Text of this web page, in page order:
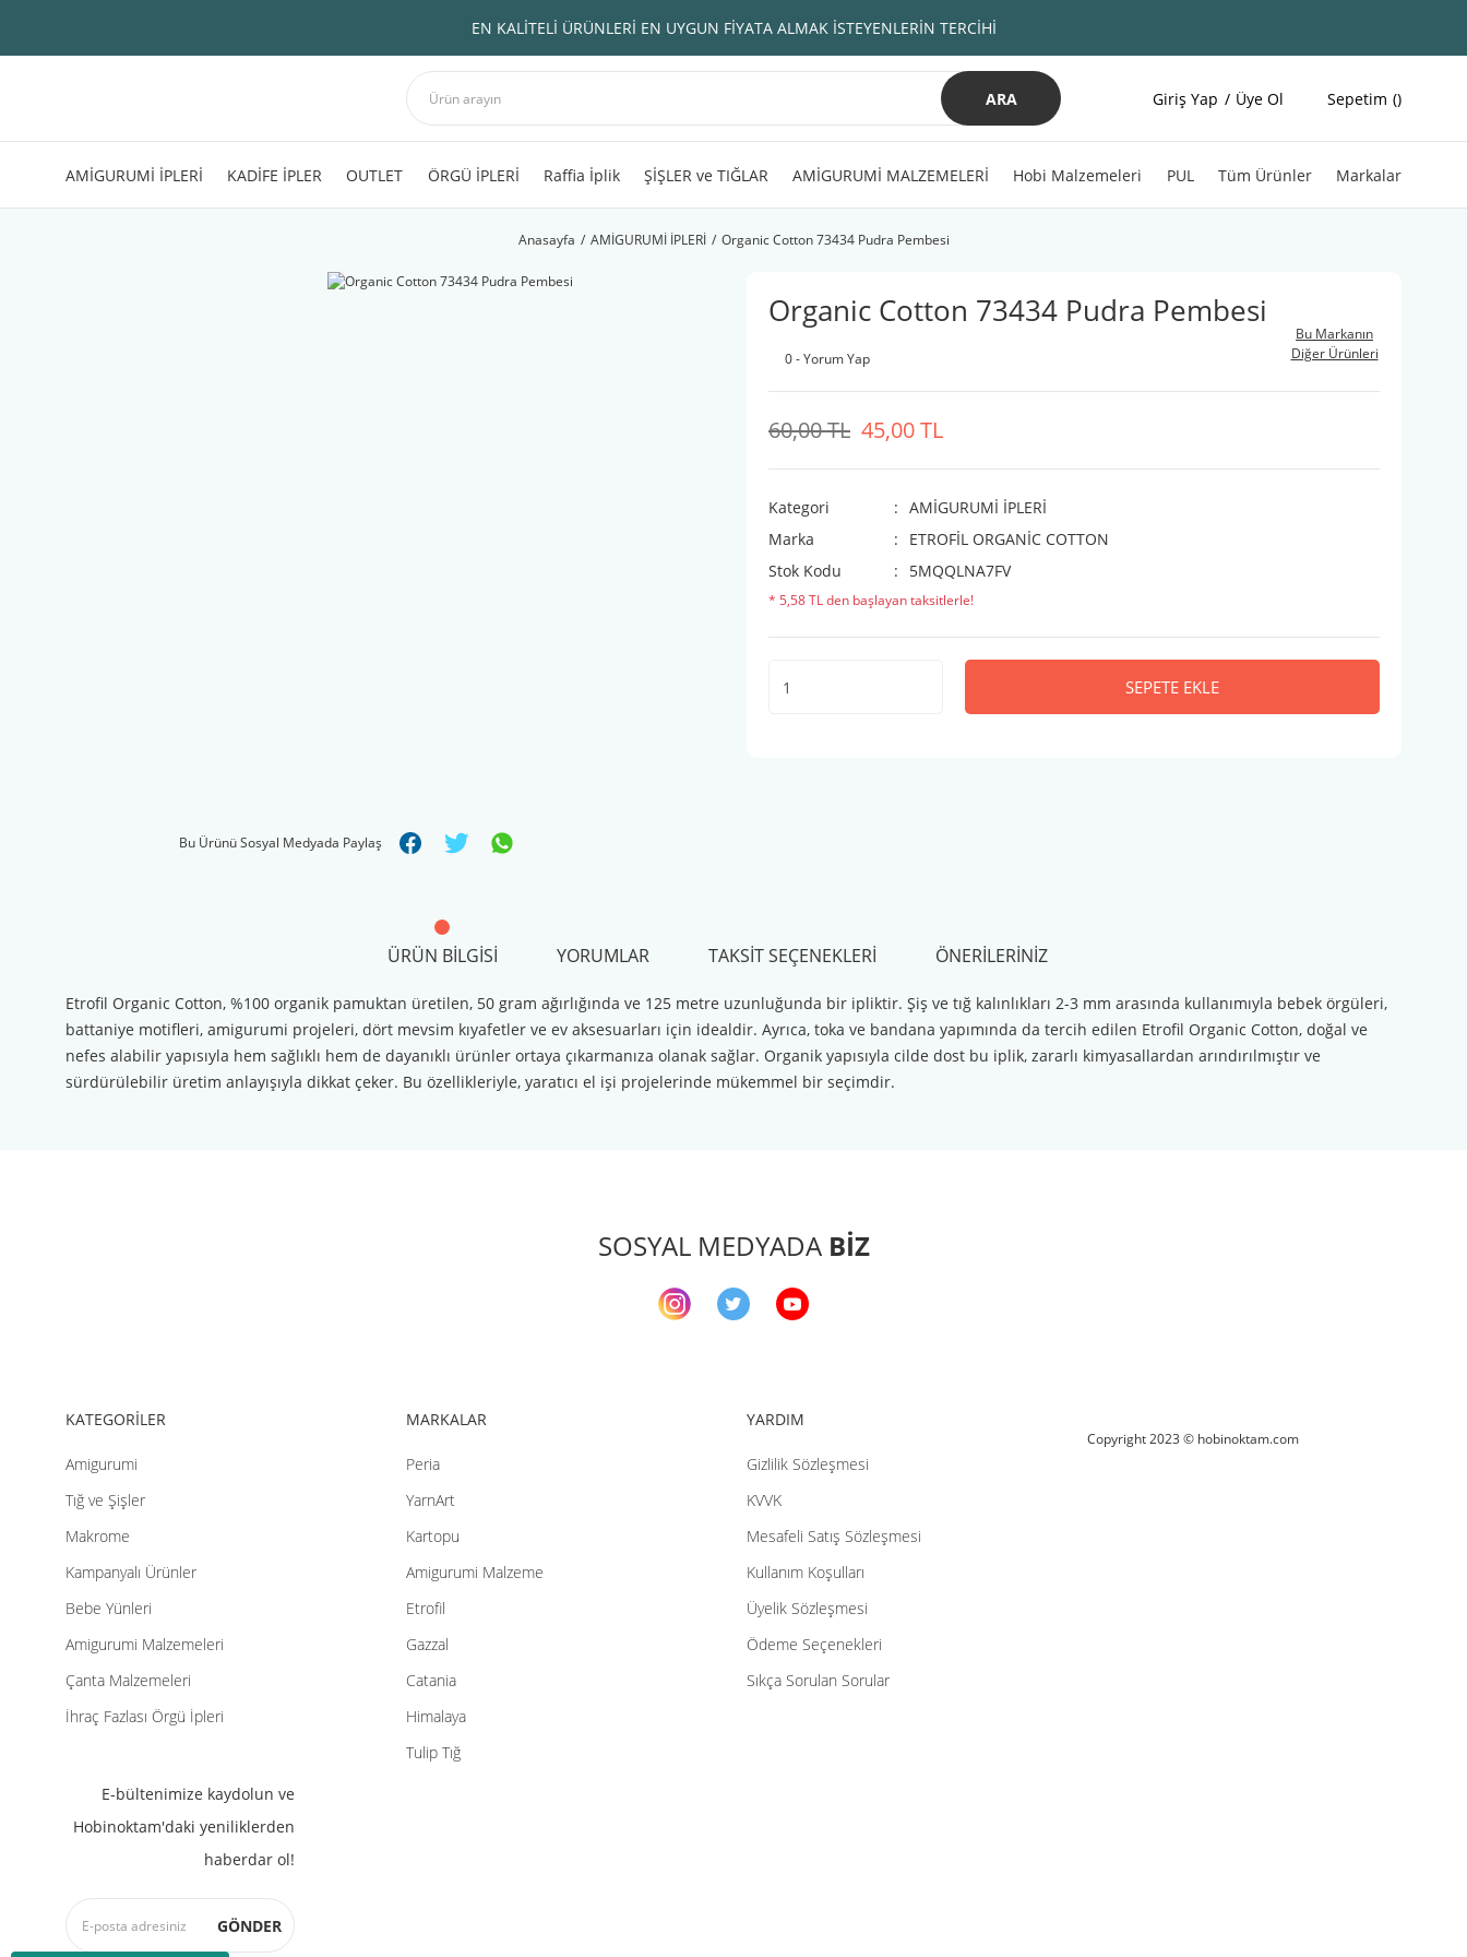
EN KALİTELİ ÜRÜNLERİ EN UYGUN FİYATA ALMAK İSTEYENLERİN TERCİHİ
ARA Giriş Yap Üye Ol Sepetim
AMİGURUMİ İPLERİ KADİFE İPLER OUTLET ÖRGÜ İPLERİ Raffia İplik ŞİŞLER ve TIĞLAR AMİGURUMİ MALZEMELERİ Hobi Malzemeleri PUL Tüm Ürünler Markalar
Anasayfa AMİGURUMİ İPLERİ Organic Cotton 73434 Pudra Pembesi
Bu Ürünü Sosyal Medyada Paylaş
Organic Cotton 73434 Pudra Pembesi
0 - Yorum Yap
Bu Markanın
Diğer Ürünleri
45,00 TL
60,00 TL
Kategori
AMİGURUMİ İPLERİ
Marka
ETROFİL ORGANİC COTTON
Stok Kodu
5MQQLNA7FV
* 5,58 TL den başlayan taksitlerle!
SEPETE EKLE
ÜRÜN BILGISI YORUMLAR TAKSIT SEÇENEKLERI ÖNERILERINIZ
Etrofil Organic Cotton, %100 organik pamuktan üretilen, 50 gram ağırlığında ve 125 metre uzunluğunda bir ipliktir. Şiş ve tığ kalınlıkları 2-3 mm arasında kullanımıyla bebek örgüleri,
battaniye motifleri, amigurumi projeleri, dört mevsim kıyafetler ve ev aksesuarları için idealdir. Ayrıca, toka ve bandana yapımında da tercih edilen Etrofil Organic Cotton, doğal ve
nefes alabilir yapısıyla hem sağlıklı hem de dayanıklı ürünler ortaya çıkarmanıza olanak sağlar. Organik yapısıyla cilde dost bu iplik, zararlı kimyasallardan arındırılmıştır ve
sürdürülebilir üretim anlayışıyla dikkat çeker. Bu özellikleriyle, yaratıcı el işi projelerinde mükemmel bir seçimdir.
Gönder
SOSYAL MEDYADA BİZ
KATEGORİLER
Amigurumi
Tığ ve Şişler
Makrome
Kampanyalı Ürünler
Bebe Yünleri
Amigurumi Malzemeleri
Çanta Malzemeleri
İhraç Fazlası Örgü İpleri
MARKALAR
Peria
YarnArt
Kartopu
Amigurumi Malzeme
Etrofil
Gazzal
Catania
Himalaya
Tulip Tığ
YARDIM
Gizlilik Sözleşmesi
KVVK
Mesafeli Satış Sözleşmesi
Kullanım Koşulları
Üyelik Sözleşmesi
Ödeme Seçenekleri
Sıkça Sorulan Sorular
E-bültenimize kaydolun ve
Hobinoktam'daki yeniliklerden
haberdar ol!
GÖNDER
Copyright 2023 © hobinoktam.com